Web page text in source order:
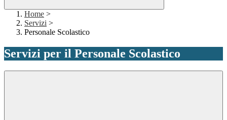
Home >
Servizi >
Personale Scolastico
Servizi per il Personale Scolastico